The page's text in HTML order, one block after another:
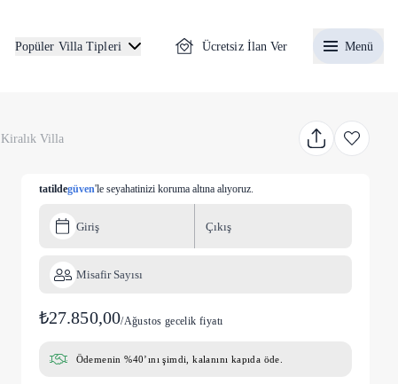
Popüler Villa Tipleri Ücretsiz İlan Ver Menü
Villa
tatildegüven'le seyahatinizi koruma altına alıyoruz.
Giriş Çıkış
Misafir Sayısı
₺27.850,00/Ağustos gecelik fiyatı
Ödemenin %40’ını şimdi, kalanını kapıda öde.